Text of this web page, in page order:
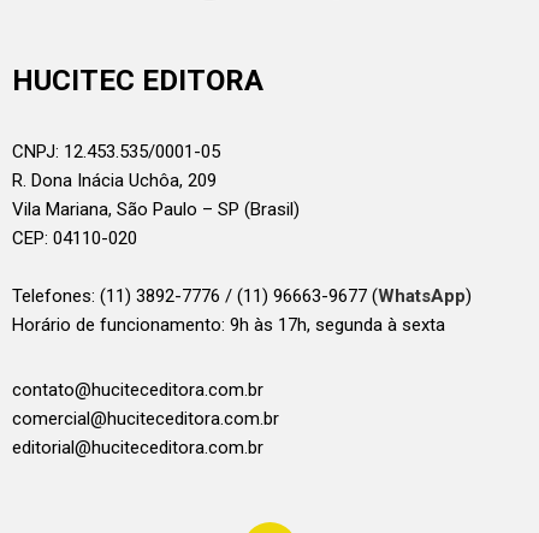
HUCITEC EDITORA
CNPJ: 12.453.535/0001-05
R. Dona Inácia Uchôa, 209
Vila Mariana, São Paulo – SP (Brasil)
CEP: 04110-020
Telefones: (11) 3892-7776 / (11) 96663-9677 (WhatsApp)
Horário de funcionamento: 9h às 17h, segunda à sexta
contato@huciteceditora.com.br
comercial@huciteceditora.com.br
editorial@huciteceditora.com.br